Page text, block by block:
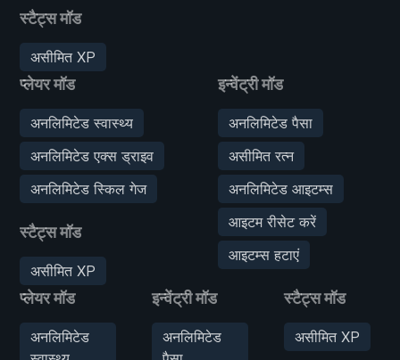
स्टैट्स मॉड
असीमित XP
प्लेयर मॉड
अनलिमिटेड स्वास्थ्य
अनलिमिटेड एक्स ड्राइव
अनलिमिटेड स्किल गेज
स्टैट्स मॉड
असीमित XP
इन्वेंट्री मॉड
अनलिमिटेड पैसा
असीमित रत्न
अनलिमिटेड आइटम्स
आइटम रीसेट करें
आइटम्स हटाएं
प्लेयर मॉड
अनलिमिटेड
इन्वेंट्री मॉड
अनलिमिटेड
स्टैट्स मॉड
असीमित XP